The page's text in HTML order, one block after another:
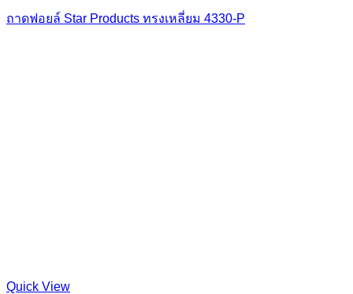
ถาดฟอยล์ Star Products ทรงเหลี่ยม 4330-P
Quick View